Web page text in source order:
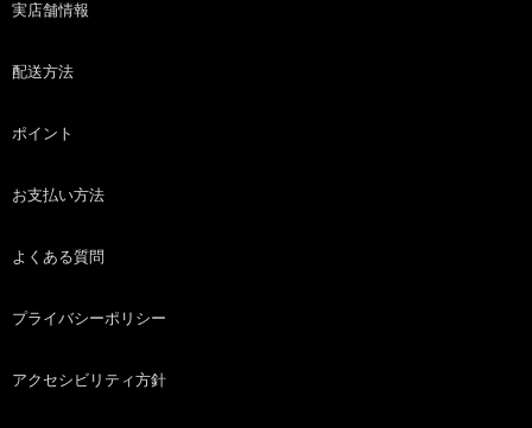
実店舗情報
配送方法
ポイント
お支払い方法
よくある質問
プライバシーポリシー
アクセシビリティ方針